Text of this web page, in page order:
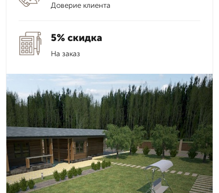
Доверие клиента
5% скидка
На заказ